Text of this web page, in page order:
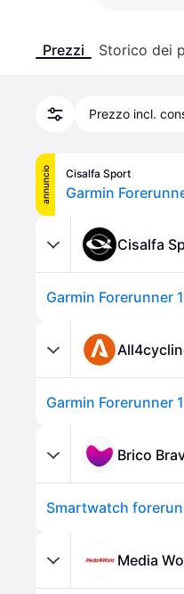
Prezzi Storico dei
Prezzo incl.
annuncio Cisalfa Sport
Garmin
Cisalfa
Garmin Forerunner
Garmin Forerunner
Brico
Smartwatch
Media